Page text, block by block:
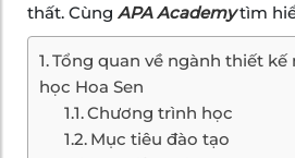
thất. Cùng APA Academytìm
Tổng quan về ngành thiết
học Hoa Sen
Chương trình học
Mục tiêu đào tạo